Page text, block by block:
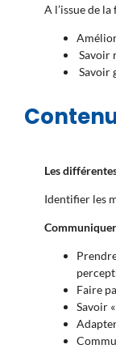
A l’issue de
Savoir
Savoir
Les
Identifier les
Faire
Savoir